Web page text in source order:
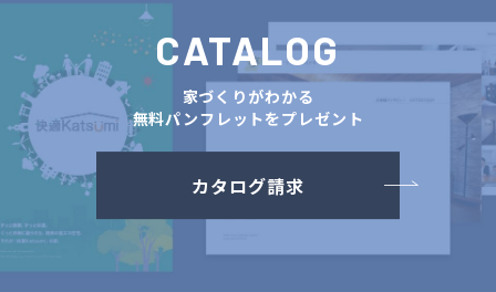
CATALOG
家づくりがわかる
無料パンフレットをプレゼント
カタログ請求